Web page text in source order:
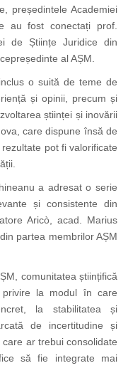
președintele Academiei
au fost conectați prof.
de Științe Juridice din
al AȘM.
o suită de teme de
și opinii, precum și
științei și inovării
care dispune însă de
pot fi valorificate
a adresat o serie
și consistente din
Aricò, acad. Marius
partea membrilor AȘM
comunitatea științifică
la modul în care
la stabilitatea și
de incertitudine și
ar trebui consolidate
să fie integrate mai